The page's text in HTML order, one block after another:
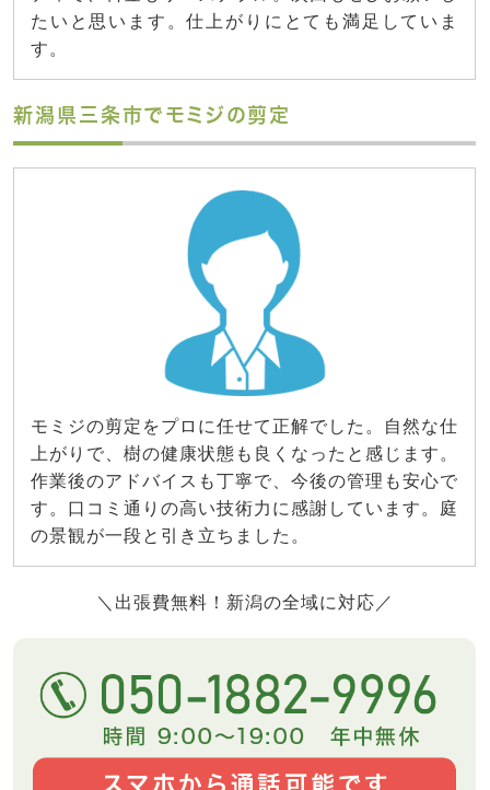
たいと思います。仕上がりにとても満足していま
す。
新潟県三条市でモミジの剪定
モミジの剪定をプロに任せて正解でした。自然な仕
上がりで、樹の健康状態も良くなったと感じます。
作業後のアドバイスも丁寧で、今後の管理も安心で
す。口コミ通りの高い技術力に感謝しています。庭
の景観が一段と引き立ちました。
＼出張費無料！新潟の全域に対応／